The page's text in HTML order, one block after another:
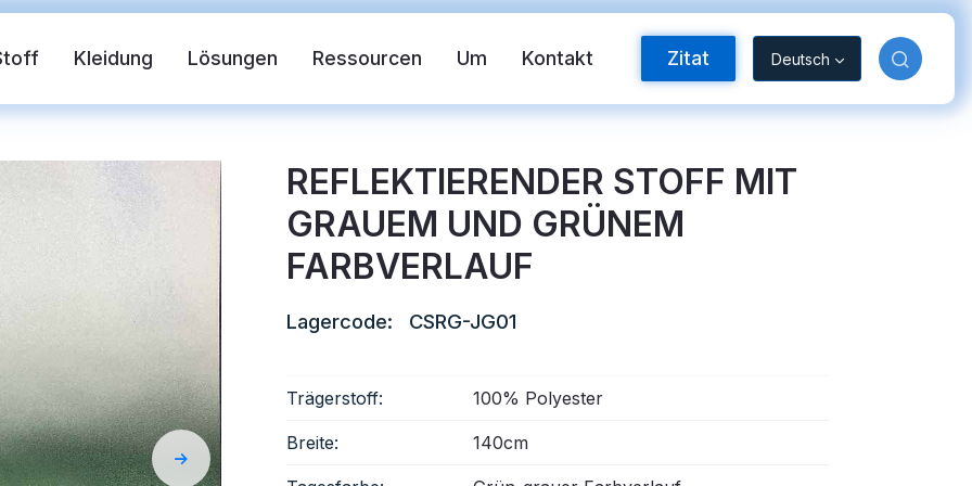
Kleidung Lösungen Ressourcen Um Kontakt Zitat Deutsch
Stoff Sicherheitsweste
Material Reflektierendes Wärmetransfer-Vinyl
REFLEKTIERENDER STOFF MIT
GRAUEM UND GRÜNEM
FARBVERLAUF
Lagercode: CSRG-JG01
Trägerstoff: 100% Polyester
Breite: 140cm